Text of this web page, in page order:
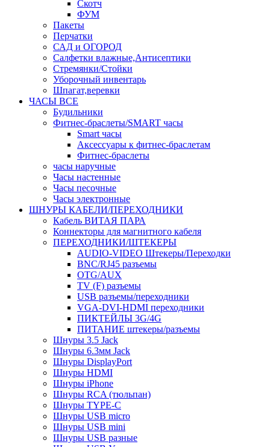
Скотч
ФУМ
Пакеты
Перчатки
САД и ОГОРОД
Салфетки влажные,Антисептики
Стремянки/Стойки
Уборочный инвентарь
Шпагат,веревки
ЧАСЫ ВСЕ
Будильники
Фитнес-браслеты/SMART часы
Smart часы
Аксессуары к фитнес-браслетам
Фитнес-браслеты
часы наручные
Часы настенные
Часы песочные
Часы электронные
ШНУРЫ КАБЕЛИ/ПЕРЕХОДНИКИ
Кабель ВИТАЯ ПАРА
Коннекторы для магнитного кабеля
ПЕРЕХОДНИКИ/ШТЕКЕРЫ
AUDIO-VIDEO Штекеры/Переходки
BNC/RJ45 разъемы
OTG/AUX
TV (F) разъемы
USB разъемы/переходники
VGA-DVI-HDMI переходники
ПИКТЕЙЛЫ 3G/4G
ПИТАНИЕ штекеры/разъемы
Шнуры 3.5 Jack
Шнуры 6.3мм Jack
Шнуры DisplayPort
Шнуры HDMI
Шнуры iPhone
Шнуры RCA (тюльпан)
Шнуры TYPE-C
Шнуры USB micro
Шнуры USB mini
Шнуры USB разные